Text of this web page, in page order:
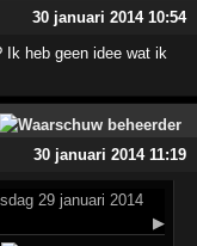
30 januari 2014 10:54
Ik heb geen idee wat ik
30 januari 2014 11:19
29 januari 2014
▶